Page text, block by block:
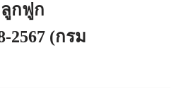
ลูกฟูก
2567 (กรม